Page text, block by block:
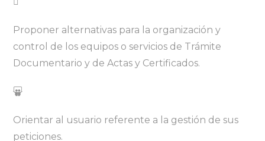
Proponer alternativas para la organización y
control de los equipos o servicios de Trámite
Documentario y de Actas y Certificados.
Orientar al usuario referente a la gestión de sus
peticiones.